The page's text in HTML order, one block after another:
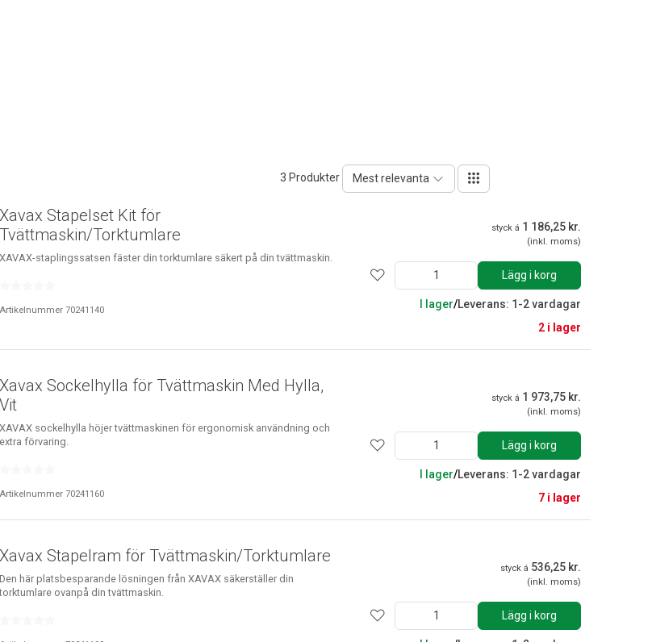
3 Produkter Mest relevanta
Xavax Stapelset Kit för
Tvättmaskin/Torktumlare
XAVAX-staplingssatsen fäster din torktumlare säkert på din tvättmaskin.
Artikelnummer 70241140
styck á 1 186,25 kr.
(inkl. moms)
Lägg i korg
I lager/Leverans: 1-2 vardagar
2 i lager
Xavax Sockelhylla för Tvättmaskin Med Hylla,
Vit
XAVAX sockelhylla höjer tvättmaskinen för ergonomisk användning och
extra förvaring.
Artikelnummer 70241160
styck á 1 973,75 kr.
(inkl. moms)
Lägg i korg
I lager/Leverans: 1-2 vardagar
7 i lager
Xavax Stapelram för Tvättmaskin/Torktumlare
Den här platsbesparande lösningen från XAVAX säkerställer din
torktumlare ovanpå din tvättmaskin.
styck á 536,25 kr.
(inkl. moms)
Lägg i korg